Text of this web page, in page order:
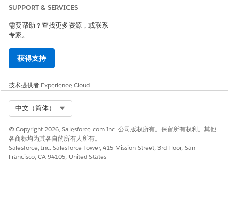
SUPPORT & SERVICES
需要帮助？查找更多资源，或联系
专家。
获得支持
技术提供者 Experience Cloud
中文（简体）
© Copyright 2026, Salesforce.com Inc. 公司版权所有。保留所有权利。其他
各商标均为其各自的所有人所有。
Salesforce, Inc. Salesforce Tower, 415 Mission Street, 3rd Floor, San
Francisco, CA 94105, United States